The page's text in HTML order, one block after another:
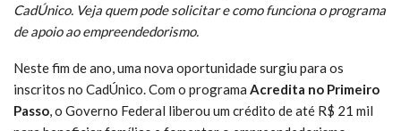
CadÚnico. Veja quem pode solicitar e como funciona o programa
de apoio ao empreendedorismo.
Neste fim de ano, uma nova oportunidade surgiu para os
inscritos no CadÚnico. Com o programa Acredita no Primeiro
Passo, o Governo Federal liberou um crédito de até R$ 21 mil